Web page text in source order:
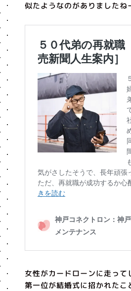
似たようなのがありましたね
女性がカードローンに走って
第一位が結婚式に招かれたこ